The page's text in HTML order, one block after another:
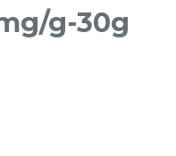
g-30g